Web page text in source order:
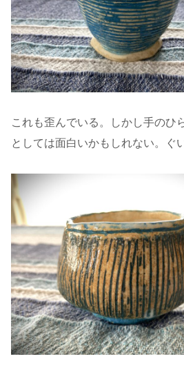
これも歪んでいる。しかし手のひ
としては面白いかもしれない。ぐ